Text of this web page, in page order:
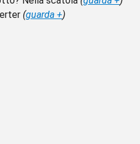
(guarda +)